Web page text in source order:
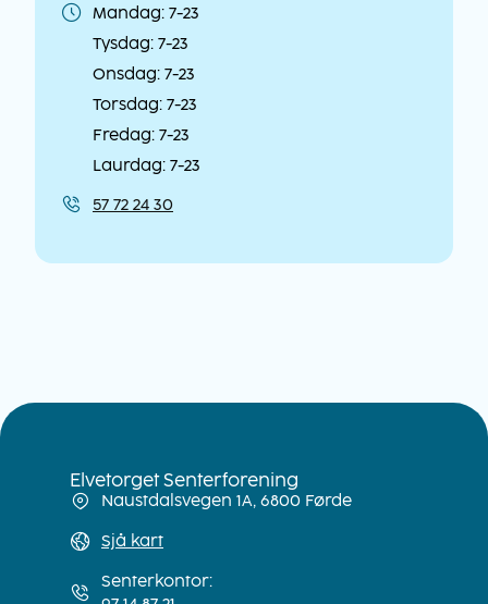
Åpningstider
Mandag: 7-23
Tysdag: 7-23
Onsdag: 7-23
Torsdag: 7-23
Fredag: 7-23
Laurdag: 7-23
Kontaktinformasjon
57 72 24 30
Elvetorget Senterforening
Naustdalsvegen 1A, 6800 Førde
Sjå kart
Senterkontor: